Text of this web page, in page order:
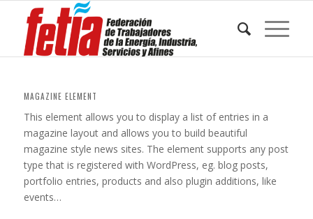
MAGAZINE ELEMENT
This element allows you to display a list of entries in a
magazine layout and allows you to build beautiful
magazine style news sites. The element supports any post
type that is registered with WordPress, eg. blog posts,
portfolio entries, products and also plugin additions, like
events…